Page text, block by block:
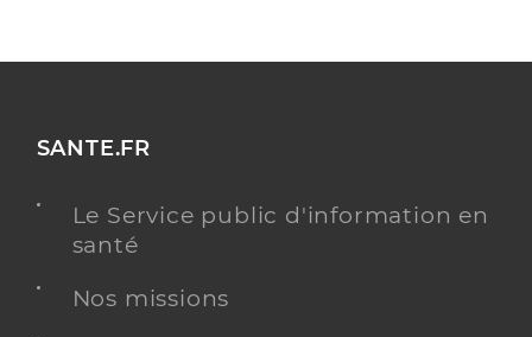
SANTE.FR
Le Service public d'information en
santé
Nos missions